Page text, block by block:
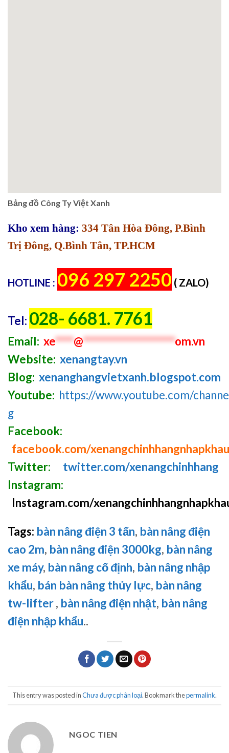
Bảng đồ Công Ty Việt Xanh
Kho xem hàng: 334 Tân Hòa Đông, P.Bình
Trị Đông, Q.Bình Tân, TP.HCM
HOTLINE : 096 297 2250 ( ZALO)
Tel: 028- 6681. 7761
Email: xe****@********************om.vn
Website: xenangtay.vn
Blog: xenanghangvietxanh.blogspot.com
Youtube: https://www.youtube.com/
g
Facebook:
facebook.com/xenangchinhhangnhapkhau
Twitter:
twitter.com/xenangchinhhang
Instagram:
Instagram.com/
Tags: bàn nâng điện 3 tấn, bàn nâng điện
cao 2m, bàn nâng điện 3000kg, bàn nâng
xe máy, bàn nâng cố định, bàn nâng nhập
khẩu, bán bàn nâng thủy lực, bàn nâng
tw-lifter, bàn nâng điện nhật, bàn nâng
điện nhập khẩu..
This entry was posted inChưa được phân loại. Bookmark thepermalink.
NGOC TIEN